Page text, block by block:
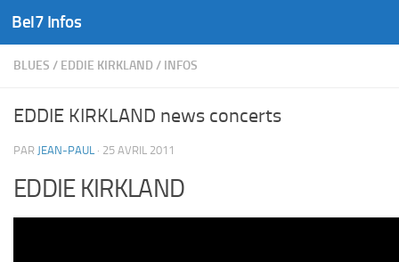
Skip to content
Bel7 Infos
BLUES / EDDIE KIRKLAND / INFOS
EDDIE KIRKLAND news concerts
PAR JEAN-PAUL · 25 AVRIL 2011
EDDIE KIRKLAND